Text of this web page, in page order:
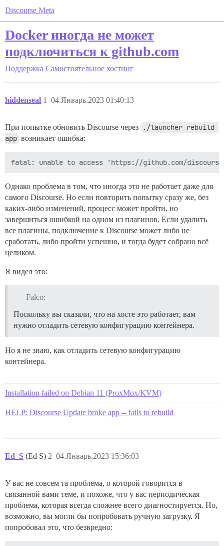
Discourse Meta
Docker иногда не может
подключиться к github.com
Поддержка Самостоятельное хостинг
hiddenseal 04.Январь.2023 01:40:13
1
При попытке обновить Discourse через
./launcher rebuild
app возникает ошибка:
Однако проблема в том, что иногда это не работает даже для
самого Discourse. Но если повторить попытку сразу же, без
каких-либо изменений, процесс может пройти, но
завершиться ошибкой на одном из плагинов. Если удалить
все плагины, подключение к Discourse может либо не
сработать, либо пройти успешно, и тогда будет собрано всё
целиком.
Я видел это:
Falco:
Поскольку вы сказали, что на хосте это работает, вам
нужно отладить сетевую конфигурацию контейнера.
Но я не знаю, как отладить сетевую конфигурацию
контейнера.
Installation failed on Debian 11 (ProxMox/KVM)
HELP: Discourse Update broke app -- fails to rebuild
Ed_S (Ed S) 04.Январь.2023 15:36:03
2
У вас не совсем та проблема, о которой говорится в
связанной вами теме, и похоже, что у вас периодическая
проблема, которая всегда сложнее всего диагностируется. Но,
возможно, вы могли бы попробовать ручную загрузку. Я
попробовал это, что безвредно: